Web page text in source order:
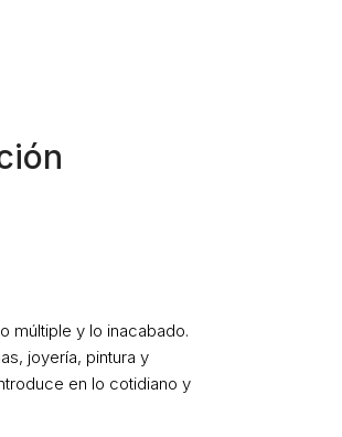
múltiple y lo inacabado.
joyería, pintura y
en lo cotidiano y